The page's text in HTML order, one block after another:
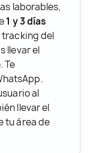
laborables,
1 y 3 días
tracking del
llevar el
Te
al
llevar el
tu área de